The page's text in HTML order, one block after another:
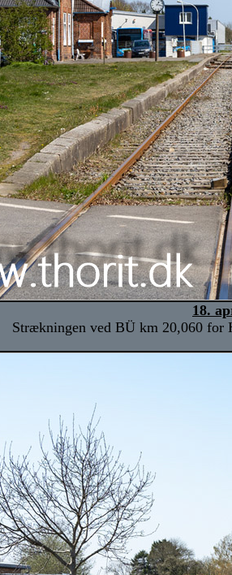
18.
Strækningen ved BÜ km 20,060 for